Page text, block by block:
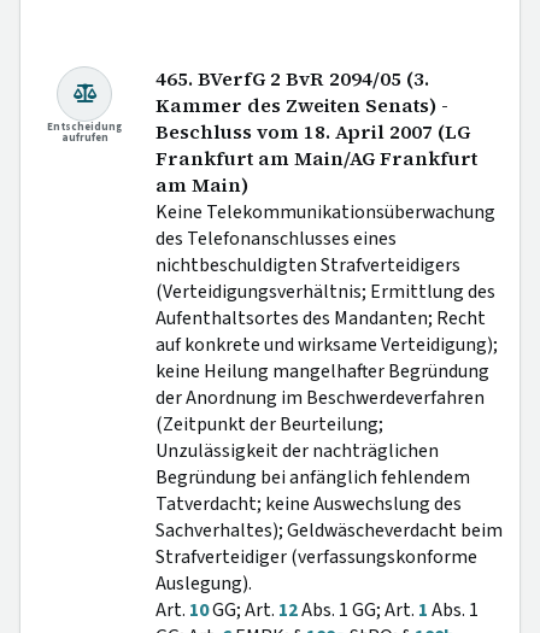
Entscheidung
aufrufen
465. BVerfG 2 BvR 2094/05 (3.
Kammer des Zweiten Senats) -
Beschluss vom 18. April 2007 (LG
Frankfurt am Main/AG Frankfurt
am Main)
Keine Telekommunikationsüberwachung
des Telefonanschlusses eines
nichtbeschuldigten Strafverteidigers
(Verteidigungsverhältnis; Ermittlung des
Aufenthaltsortes des Mandanten; Recht
auf konkrete und wirksame Verteidigung);
keine Heilung mangelhafter Begründung
der Anordnung im Beschwerdeverfahren
(Zeitpunkt der Beurteilung;
Unzulässigkeit der nachträglichen
Begründung bei anfänglich fehlendem
Tatverdacht; keine Auswechslung des
Sachverhaltes); Geldwäscheverdacht beim
Strafverteidiger (verfassungskonforme
Auslegung).
Art. 10GG; Art. 12Abs. 1 GG; Art. 1Abs. 1